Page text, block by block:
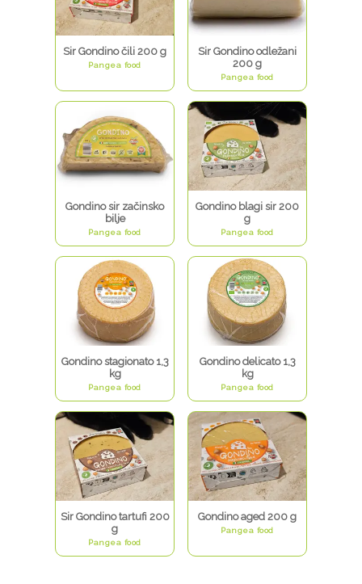
Sir Gondino čili 200 g
Pangea food
Sir Gondino odležani
200 g
Pangea food
Gondino sir začinsko
bilje
Pangea food
Gondino blagi sir 200
g
Pangea food
Gondino stagionato 1,3
kg
Pangea food
Gondino delicato 1,3
kg
Pangea food
Sir Gondino tartufi 200
g
Pangea food
Gondino aged 200 g
Pangea food